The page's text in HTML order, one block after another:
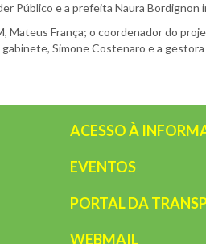
Público e a prefeita Naura
Mateus França; o coordenador do
Simone Costenaro e a
ACESSO À
EVENTOS
PORTAL DA
WEBMAIL